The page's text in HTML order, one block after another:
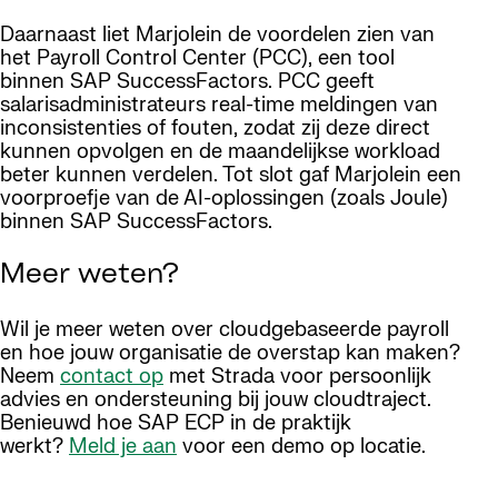
Daarnaast liet Marjolein de voordelen zien van
het Payroll Control Center (PCC), een tool
binnen SAP SuccessFactors. PCC geeft
salarisadministrateurs real-time meldingen van
inconsistenties of fouten, zodat zij deze direct
kunnen opvolgen en de maandelijkse workload
beter kunnen verdelen. Tot slot gaf Marjolein een
voorproefje van de AI-oplossingen (zoals Joule)
binnen SAP SuccessFactors.
Meer weten?
Wil je meer weten over cloudgebaseerde payroll
en hoe jouw organisatie de overstap kan maken?
Neem contact op met Strada voor persoonlijk
advies en ondersteuning bij jouw cloudtraject.
Benieuwd hoe SAP ECP in de praktijk
werkt? Meld je aan voor een demo op locatie.